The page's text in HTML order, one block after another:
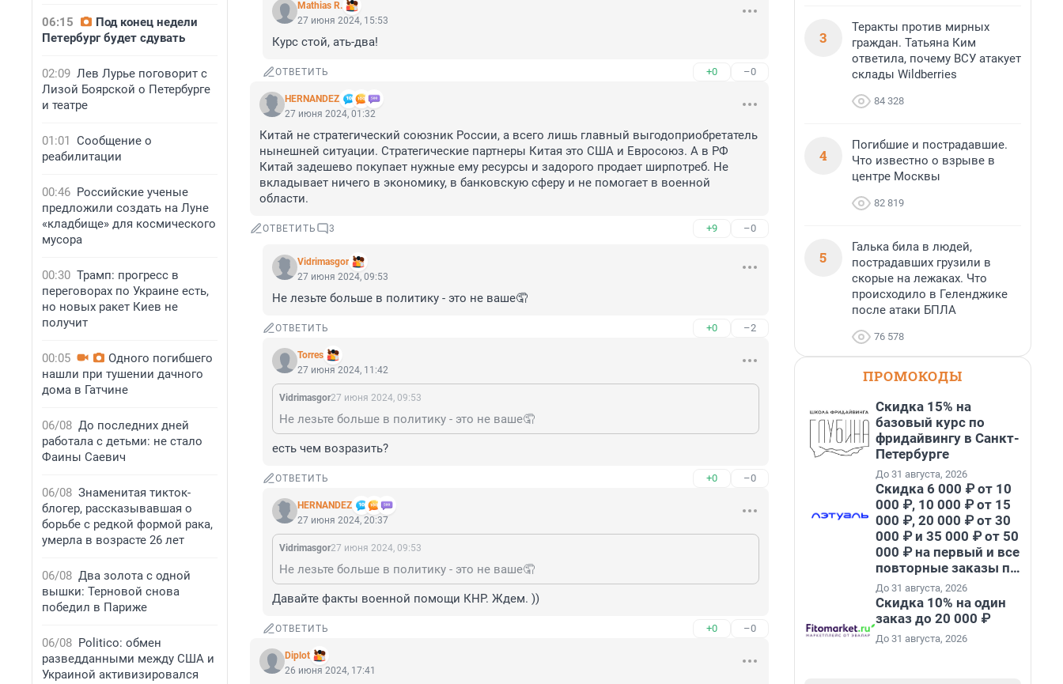
06:15
Под конец недели
Петербург будет сдувать
02:09 Лев Лурье поговорит с
Лизой Боярской о Петербурге
и театре
01:01 Сообщение о
реабилитации
00:46 Российские ученые
предложили создать на Луне
«кладбище» для космического
мусора
00:30 Трамп: прогресс в
переговорах по Украине есть,
но новых ракет Киев не
получит
00:05
Одного погибшего
нашли при тушении дачного
дома в Гатчине
06/08 До последних дней
работала с детьми: не стало
Фаины Саевич
06/08 Знаменитая тикток-
блогер, рассказывавшая о
борьбе с редкой формой рака,
умерла в возрасте 26 лет
06/08 Два золота с одной
вышки: Терновой снова
победил в Париже
06/08 Politico: обмен
разведданными между США и
Украиной активизировался
Mathias R.
27 июня 2024, 15:53
Курс стой, ать-два!
ОТВЕТИТЬ +0 –0
HERNANDEZ
27 июня 2024, 01:32
Китай не стратегический союзник России, а всего лишь главный выгодоприобретатель
нынешней ситуации. Стратегические партнеры Китая это США и Евросоюз. А в РФ
Китай задешево покупает нужные ему ресурсы и задорого продает ширпотреб. Не
вкладывает ничего в экономику, в банковскую сферу и не помогает в военной
области.
ОТВЕТИТЬ 3 +9 –0
Vidrimasgor
27 июня 2024, 09:53
Не лезьте больше в политику - это не ваше🤦
ОТВЕТИТЬ +0 –2
Torres
27 июня 2024, 11:42
Vidrimasgor27 июня 2024, 09:53
Не лезьте больше в политику - это не ваше🤦
есть чем возразить?
ОТВЕТИТЬ +0 –0
HERNANDEZ
27 июня 2024, 20:37
Vidrimasgor27 июня 2024, 09:53
Не лезьте больше в политику - это не ваше🤦
Давайте факты военной помощи КНР. Ждем. ))
ОТВЕТИТЬ +0 –0
Diplot
26 июня 2024, 17:41
3
Теракты против мирных
граждан. Татьяна Ким
ответила, почему ВСУ атакует
склады Wildberries
84 328
4
Погибшие и пострадавшие.
Что известно о взрыве в
центре Москвы
82 819
5
Галька била в людей,
пострадавших грузили в
скорые на лежаках. Что
происходило в Геленджике
после атаки БПЛА
76 578
ПРОМОКОДЫ
Скидка 15% на
базовый курс по
фридайвингу в Санкт-
Петербурге
До 31 августа, 2026
Скидка 6 000 ₽ от 10
000 ₽, 10 000 ₽ от 15
000 ₽, 20 000 ₽ от 30
000 ₽ и 35 000 ₽ от 50
000 ₽ на первый и все
повторные заказы по
промокоду НАБЕРИ
До 31 августа, 2026
Скидка 10% на один
заказ до 20 000 ₽
До 31 августа, 2026